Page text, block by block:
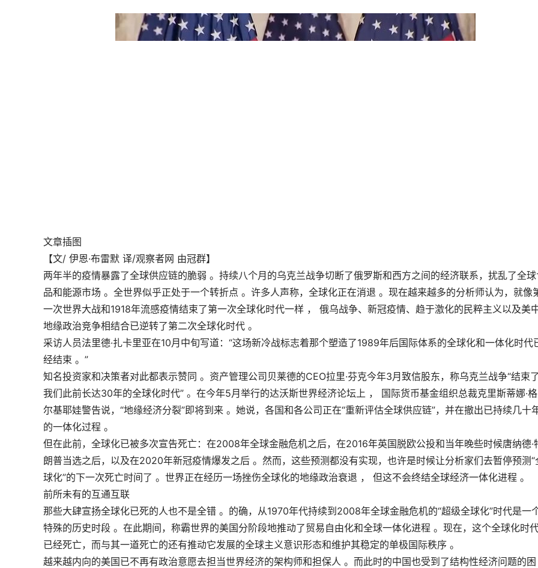
文章插图
【文/ 伊恩·布雷默 译/观察者网 由冠群】
两年半的疫情暴露了全球供应链的脆弱 。持续八个月的乌克兰战争切断了俄罗斯和西方之间的经济联系，扰乱了全
品和能源市场 。全世界似乎正处于一个转折点 。许多人声称，全球化正在消退 。现在越来越多的分析师认为，就像
一次世界大战和1918年流感疫情结束了第一次全球化时代一样 ， 俄乌战争、新冠疫情、趋于激化的民粹主义以及美
地缘政治竞争相结合已逆转了第二次全球化时代 。
采访人员法里德·扎卡里亚在10月中旬写道：“这场新冷战标志着那个塑造了1989年后国际体系的全球化和一体化时代
经结束 。”
知名投资家和决策者对此都表示赞同 。资产管理公司贝莱德的CEO拉里·芬克今年3月致信股东，称乌克兰战争“结束
我们此前长达30年的全球化时代” 。在今年5月举行的达沃斯世界经济论坛上 ， 国际货币基金组织总裁克里斯蒂娜·
尔基耶娃警告说，“地缘经济分裂”即将到来 。她说，各国和各公司正在“重新评估全球供应链”，并在撤出已持续几十
的一体化过程 。
但在此前，全球化已被多次宣告死亡：在2008年全球金融危机之后，在2016年英国脱欧公投和当年晚些时候唐纳德·
朗普当选之后，以及在2020年新冠疫情爆发之后 。然而，这些预测都没有实现，也许是时候让分析家们去暂停预测“
球化”的下一次死亡时间了 。世界正在经历一场挫伤全球化的地缘政治衰退 ， 但这不会终结全球经济一体化进程 。
前所未有的互通互联
那些大肆宣扬全球化已死的人也不是全错 。的确，从1970年代持续到2008年全球金融危机的“超级全球化”时代是一
特殊的历史时段 。在此期间，称霸世界的美国分阶段地推动了贸易自由化和全球一体化进程 。现在，这个全球化时
已经死亡，而与其一道死亡的还有推动它发展的全球主义意识形态和维护其稳定的单极国际秩序 。
越来越内向的美国已不再有政治意愿去担当世界经济的架构师和担保人 。而此时的中国也受到了结构性经济问题的困